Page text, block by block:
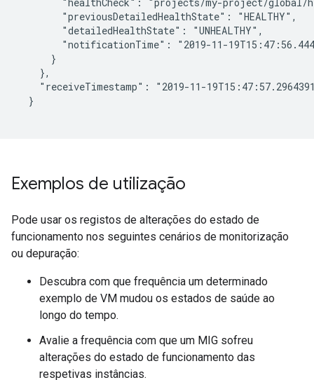
        "previousDetailedHealthState": "HEALTHY",
        "detailedHealthState": "UNHEALTHY",
"notificationTime": "2019-11-
      }
    },
"receiveTimestamp": "2019-11-
  }
Exemplos de utilização
Pode usar os registos de alterações do estado de
funcionamento nos seguintes cenários de monitorização
ou depuração:
Descubra com que frequência um determinado
exemplo de VM mudou os estados de saúde ao
longo do tempo.
Avalie a frequência com que um MIG sofreu
alterações do estado de funcionamento das
respetivas instâncias.